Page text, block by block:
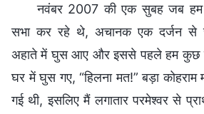
नवंबर 2007 की एक सुबह जब
सभा कर रहे थे, अचानक एक दर्जन से
अहाते में घुस आए और इससे पहले हम कुछ
घर में घुस गए, “हिलना मत!” बड़ा
गई थी, इसलिए मैं लगातार परमेश्वर से